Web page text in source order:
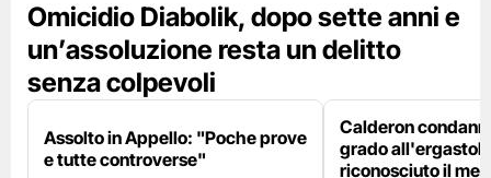
Omicidio Diabolik, dopo sette anni e
un’assoluzione resta un delitto
senza colpevoli
Assolto in Appello: "Poche prove
e tutte controverse"
Calderon
grado
riconosciuto il